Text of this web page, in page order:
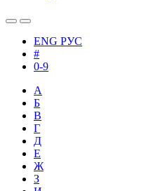
ENG РУС
#
0-9
А
Б
В
Г
Д
Е
Ж
З